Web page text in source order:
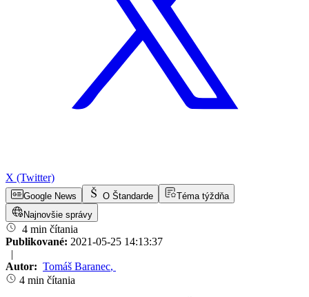
X (Twitter)
Google News O Štandarde
Téma týždňa
Najnovšie správy
4 min čítania
Publikované: 2021-05-25 14:13:37
|
Autor: Tomáš Baranec,
4 min čítania